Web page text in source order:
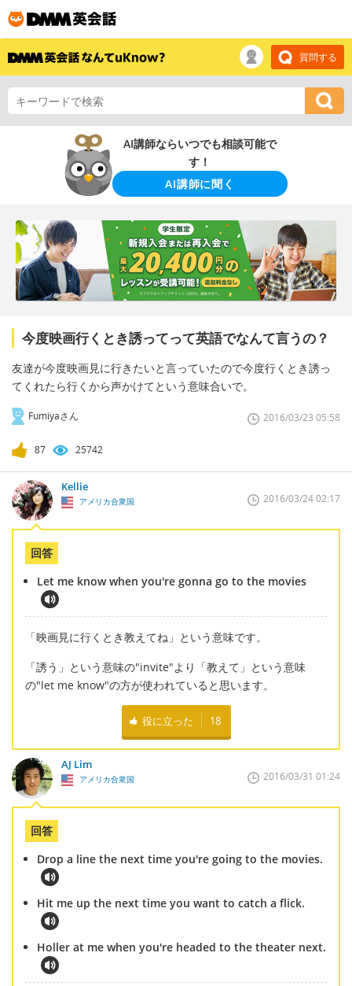
質問する
AI講師ならいつでも相談可能で
す！
AI講師に聞く
今度映画行くとき誘ってって英語でなんて言うの？
友達が今度映画見に行きたいと言っていたので今度行くとき誘っ
てくれたら行くから声かけてという意味合いで。
Fumiyaさん 2016/03/23 05:58
87 25742
Kellie
アメリカ合衆国 2016/03/24 02:17
回答
Let me know when you're gonna go to the movies
「映画見に行くとき教えてね」という意味です。
「誘う」という意味の"invite"より「教えて」という意味
の"let me know"の方が使われていると思います。
役に立った 18
AJ Lim
アメリカ合衆国 2016/03/31 01:24
回答
Drop a line the next time you're going to the movies.
Hit me up the next time you want to catch a flick.
Holler at me when you're headed to the theater next.